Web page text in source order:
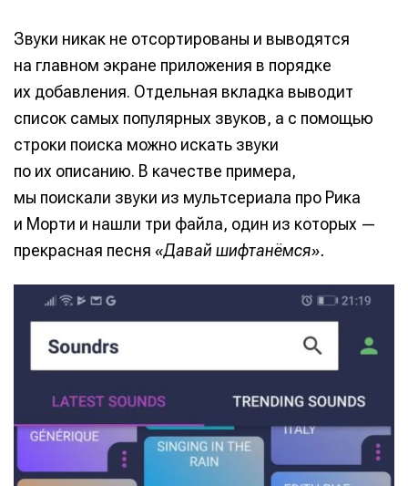
Звуки никак не отсортированы и выводятся
на главном экране приложения в порядке
их добавления. Отдельная вкладка выводит
список самых популярных звуков, а с помощью
строки поиска можно искать звуки
по их описанию. В качестве примера,
мы поискали звуки из мультсериала про Рика
и Морти и нашли три файла, один из которых —
прекрасная песня «Давай шифтанёмся».